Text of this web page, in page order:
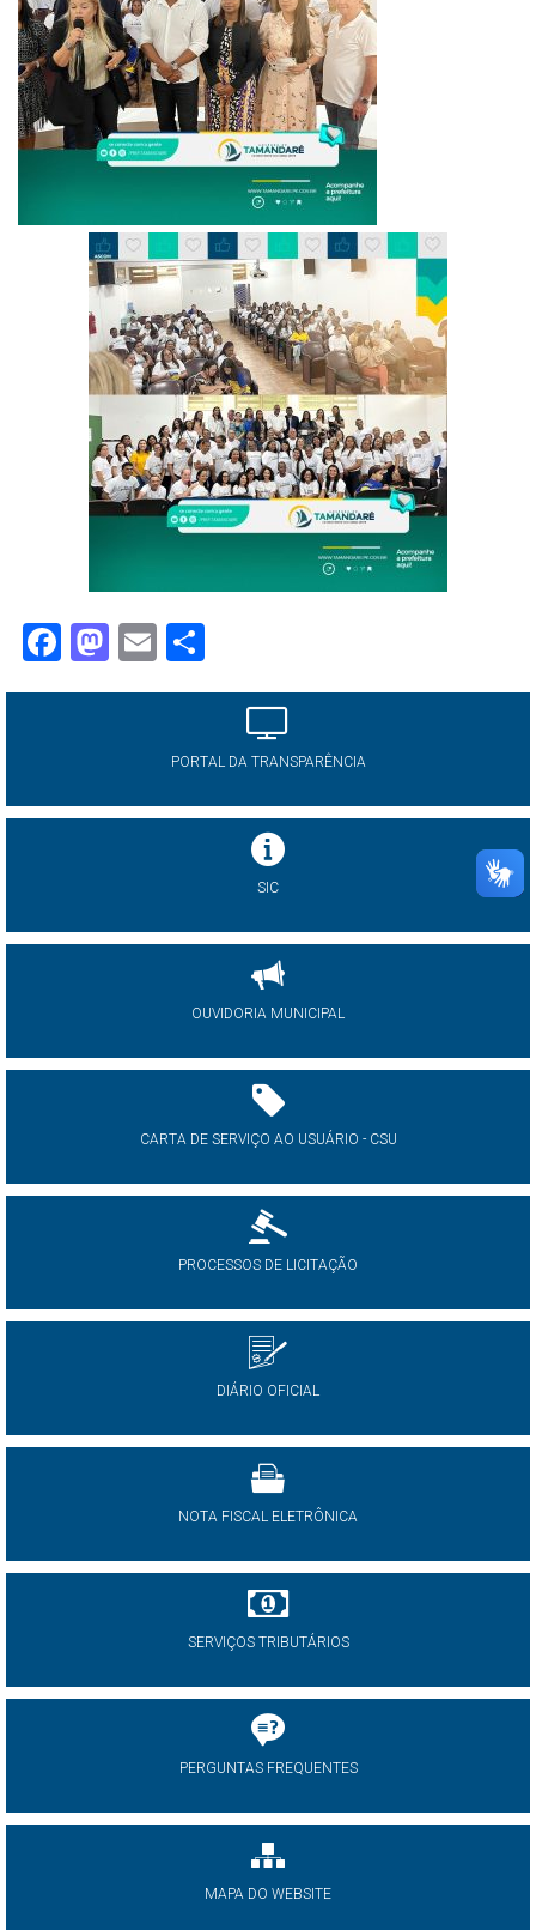
Facebook
Mastodon
Email
PORTAL DA TRANSPARÊNCIA
SIC
OUVIDORIA MUNICIPAL
CARTA DE SERVIÇO AO USUÁRIO - CSU
PROCESSOS DE LICITAÇÃO
DIÁRIO OFICIAL
NOTA FISCAL ELETRÔNICA
SERVIÇOS TRIBUTÁRIOS
PERGUNTAS FREQUENTES
MAPA DO WEBSITE